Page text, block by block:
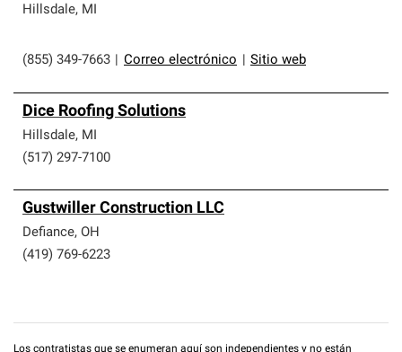
que cumplen con altos estándares y requisitos estrictos
Hillsdale, MI
(855) 349-7663 Correo electrónico Sitio web
Dice Roofing Solutions
Hillsdale, MI
(517) 297-7100
Gustwiller Construction LLC
Defiance, OH
(419) 769-6223
Los contratistas que se enumeran aquí son independientes y no están